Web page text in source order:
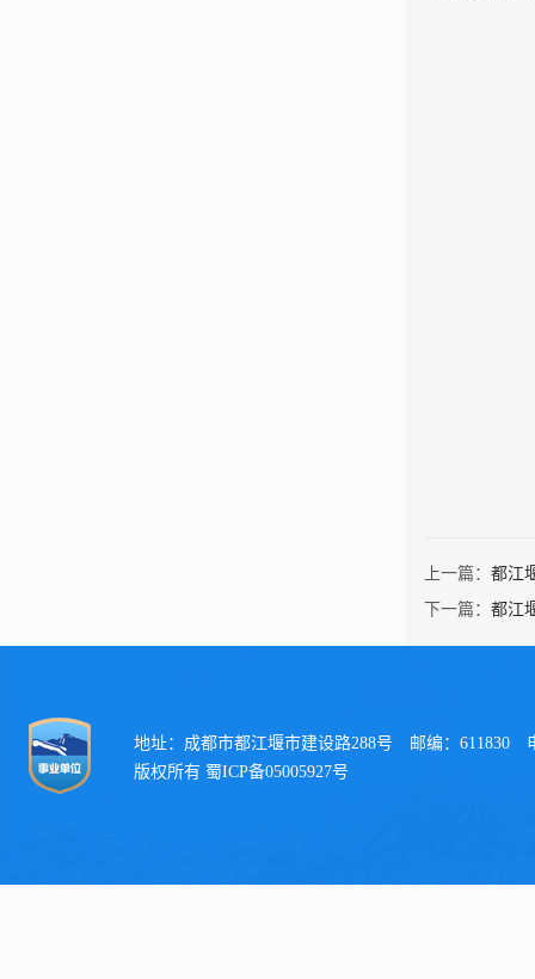
上一篇： 都江
下一篇： 都江
地址：成都市都江堰市建设路288号 邮编：611830
版权所有 蜀ICP备05005927号